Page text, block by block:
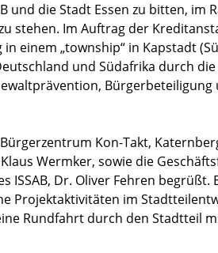
und die Stadt Essen zu bitten, im
stehen. Im Auftrag der
einem „township“ in Kapstadt
und Südafrika durch die
Kon-Takt,
Wermker, sowie die
Dr. Oliver Fehren begrüßt.
Projektaktivitäten im
Rundfahrt durch den Stadtteil